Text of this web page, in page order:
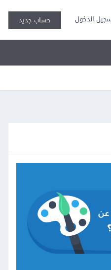
الدخول حساب جديد